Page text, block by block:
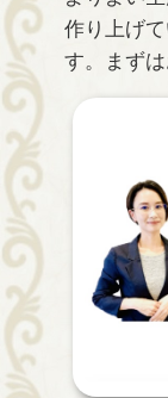
作り上げ
す。まず